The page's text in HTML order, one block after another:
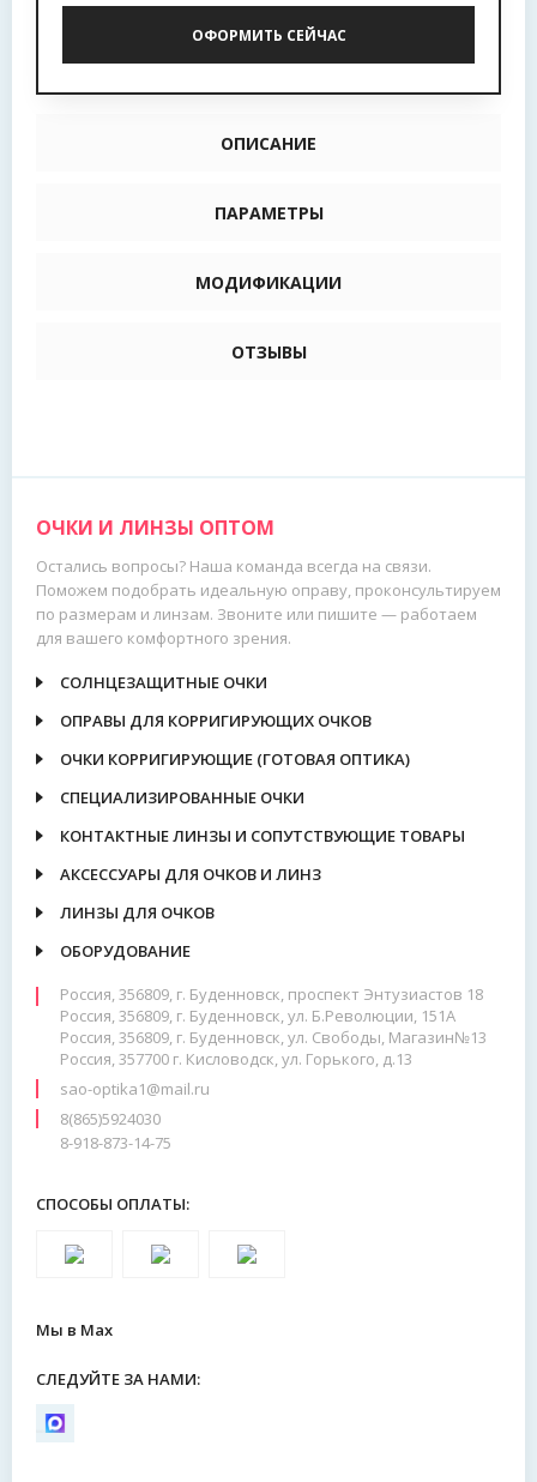
ОФОРМИТЬ СЕЙЧАС
ОПИСАНИЕ
ПАРАМЕТРЫ
МОДИФИКАЦИИ
ОТЗЫВЫ
ОЧКИ И ЛИНЗЫ ОПТОМ
Остались вопросы? Наша команда всегда на связи.
Поможем подобрать идеальную оправу, проконсультируем
по размерам и линзам. Звоните или пишите — работаем
для вашего комфортного зрения.
СОЛНЦЕЗАЩИТНЫЕ ОЧКИ
ОПРАВЫ ДЛЯ КОРРИГИРУЮЩИХ ОЧКОВ
ОЧКИ КОРРИГИРУЮЩИЕ (ГОТОВАЯ ОПТИКА)
СПЕЦИАЛИЗИРОВАННЫЕ ОЧКИ
КОНТАКТНЫЕ ЛИНЗЫ И СОПУТСТВУЮЩИЕ ТОВАРЫ
АКСЕССУАРЫ ДЛЯ ОЧКОВ И ЛИНЗ
ЛИНЗЫ ДЛЯ ОЧКОВ
ОБОРУДОВАНИЕ
Россия, 356809, г. Буденновск, проспект Энтузиастов 18
Россия, 356809, г. Буденновск, ул. Б.Революции, 151А
Россия, 356809, г. Буденновск, ул. Свободы, Магазин№13
Россия, 357700 г. Кисловодск, ул. Горького, д.13
sao-optika1@mail.ru
8(865)5924030
8-918-873-14-75
СПОСОБЫ ОПЛАТЫ:
Мы в Max
СЛЕДУЙТЕ ЗА НАМИ: